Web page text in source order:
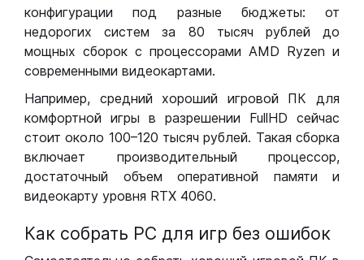
конфигурации под разные бюджеты: от
недорогих систем за 80 тысяч рублей до
мощных сборок с процессорами AMD Ryzen и
современными видеокартами.
Например, средний хороший игровой ПК для
комфортной игры в разрешении FullHD сейчас
стоит около 100–120 тысяч рублей. Такая сборка
включает производительный процессор,
достаточный объем оперативной памяти и
видеокарту уровня RTX 4060.
Как собрать РС для игр без ошибок